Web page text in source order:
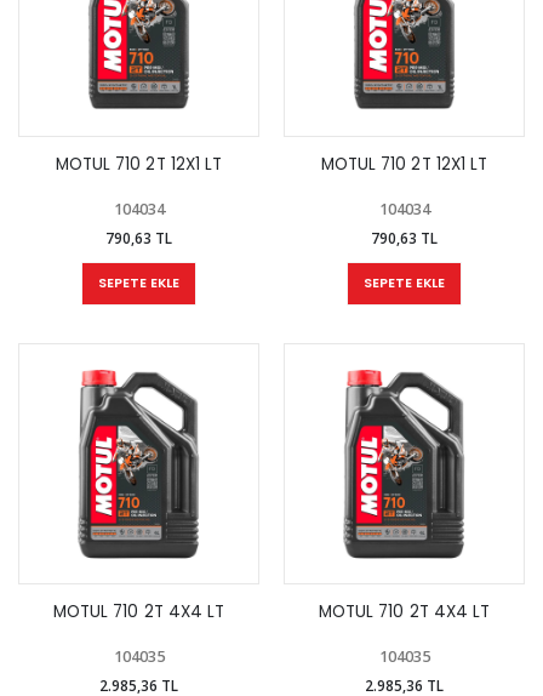
MOTUL 710 2T 12X1 LT
104034
790,63 TL
SEPETE EKLE
MOTUL 710 2T 12X1 LT
104034
790,63 TL
SEPETE EKLE
MOTUL 710 2T 4X4 LT
104035
2.985,36 TL
MOTUL 710 2T 4X4 LT
104035
2.985,36 TL